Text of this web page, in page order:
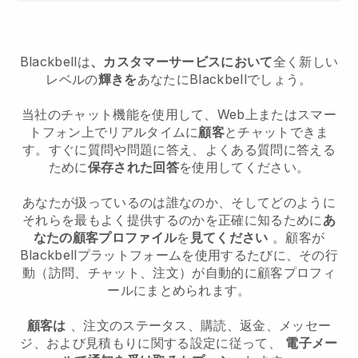
Blackbellは、カスタマーサービスにおいて全く新しい
レベルの輝きをあなたにBlackbellでしょう。
当社のチャット機能を使用して、Web上またはスマー
トフォン上でリアルタイムに顧客とチャットできま
す。すぐに質問や問題に答え、よくある質問に答える
ために保存された回答を使用してください。
あなたが扱っているのは誰なのか、そしてどのように
それらを最もよく提供するのかを正確に知るためにあ
なたの顧客プロファイルを 見てください 。顧客が
Blackbellプラットフォームを使用するたびに、その行
動（訪問、チャット、注文）が自動的に顧客プロフィ
ールにまとめられます。
顧客は 、注文のステータス、購読、返金、メッセー
ジ、および見積もりに関する設定に従って、 電子メー